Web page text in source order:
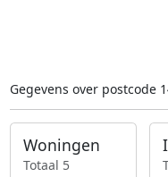
Gegevens over postcode
Woningen
Totaal 5